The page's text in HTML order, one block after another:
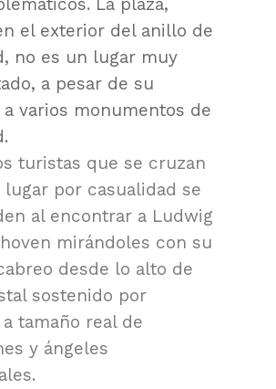
el exterior del anillo de
no es un lugar muy
a pesar de su
varios monumentos de
turistas que se cruzan
lugar por casualidad se
al encontrar a Ludwig
mirándoles con su
desde lo alto de
sostenido por
tamaño real de
y ángeles